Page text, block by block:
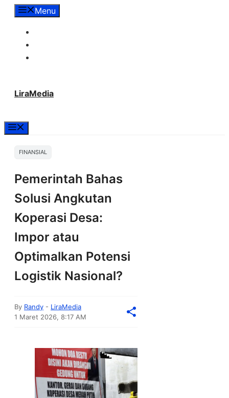
LangsungMenu
LiraMedia
FINANSIAL
Pemerintah Bahas
Solusi Angkutan
Koperasi Desa:
Impor atau
Optimalkan Potensi
Logistik Nasional?
By Randy - LiraMedia
1 Maret 2026, 8:17 AM